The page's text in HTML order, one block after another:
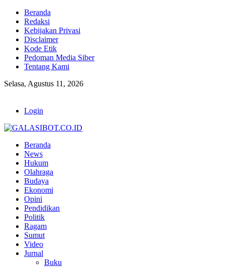
Beranda
Redaksi
Kebijakan Privasi
Disclaimer
Kode Etik
Pedoman Media Siber
Tentang Kami
Selasa, Agustus 11, 2026
Login
Beranda
News
Hukum
Olahraga
Budaya
Ekonomi
Opini
Pendidikan
Politik
Ragam
Sumut
Video
Jurnal
Buku